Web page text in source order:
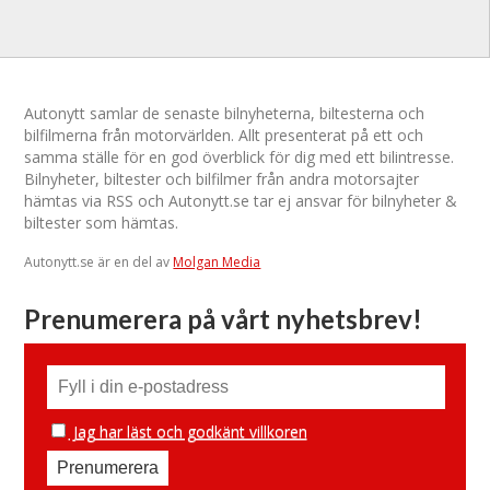
Autonytt samlar de senaste bilnyheterna, biltesterna och
bilfilmerna från motorvärlden. Allt presenterat på ett och
samma ställe för en god överblick för dig med ett bilintresse.
Bilnyheter, biltester och bilfilmer från andra motorsajter
hämtas via RSS och Autonytt.se tar ej ansvar för bilnyheter &
biltester som hämtas.
Autonytt.se är en del avMolgan Media
Prenumerera på vårt nyhetsbrev!
Jag har läst och godkänt villkoren